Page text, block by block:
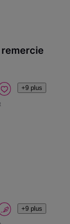
remercie
+9 plus
+9 plus